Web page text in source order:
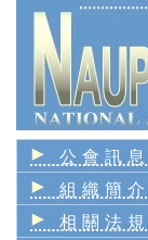
公會訊息
組織簡介
相關法規